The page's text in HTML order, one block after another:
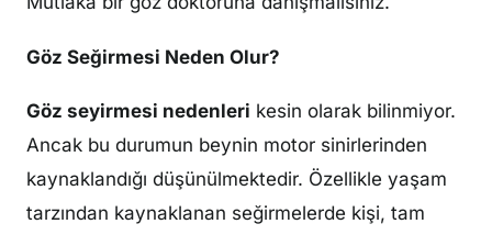
Göz Seğirmesi Neden Olur?
Göz seyirmesi nedenleri kesin olarak bilinmiyor.
Ancak bu durumun beynin motor sinirlerinden
kaynaklandığı düşünülmektedir. Özellikle yaşam
tarzından kaynaklanan seğirmelerde kişi, tam